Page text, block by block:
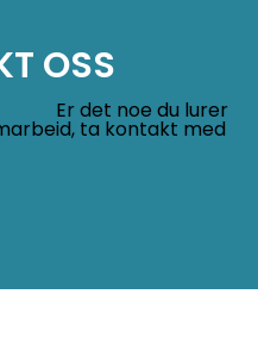
OSS
du lurer
ta kontakt med